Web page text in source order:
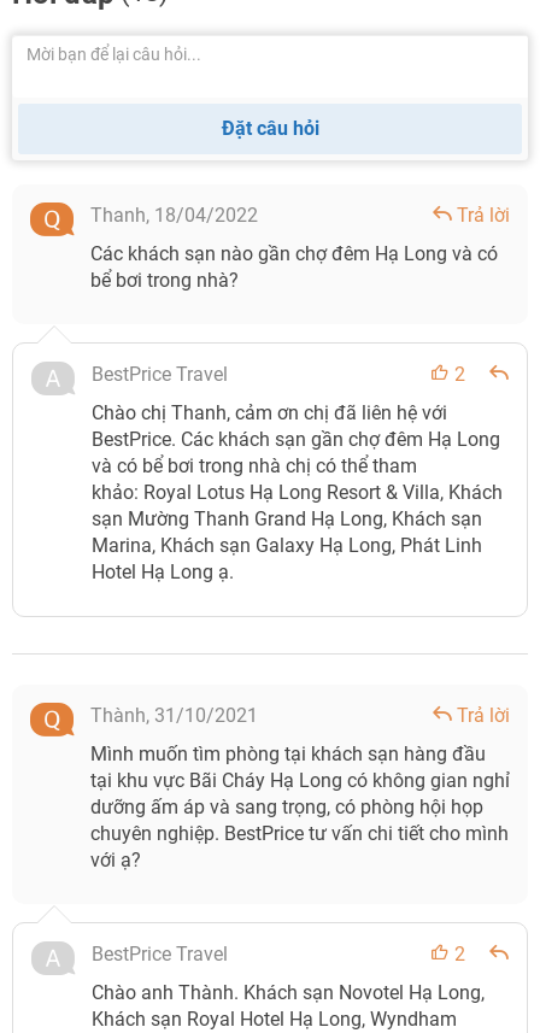
Spa Hạ
Long
mặt nước: Bayview, Akoya,
Pavillon, Pearl Lounge, Pool Bar
được hỗ trợ tư vấn và đặt khách sạn Hạ Long với mức giá
ưu đãi nhất.
Đặt câu hỏi
Thanh, 18/04/2022
Trả lời
Các khách sạn nào gần chợ đêm Hạ Long và có
bể bơi trong nhà?
BestPrice Travel
2
Chào chị Thanh, cảm ơn chị đã liên hệ với
BestPrice. Các khách sạn gần chợ đêm Hạ Long
và có bể bơi trong nhà chị có thể tham
khảo: Royal Lotus Hạ Long Resort & Villa, Khách
sạn Mường Thanh Grand Hạ Long, Khách sạn
Marina, Khách sạn Galaxy Hạ Long, Phát Linh
Hotel Hạ Long ạ.
Thành, 31/10/2021
Trả lời
Mình muốn tìm phòng tại khách sạn hàng đầu
tại khu vực Bãi Cháy Hạ Long có không gian nghỉ
dưỡng ấm áp và sang trọng, có phòng hội họp
chuyên nghiệp. BestPrice tư vấn chi tiết cho mình
với ạ?
BestPrice Travel
2
Chào anh Thành. Khách sạn Novotel Hạ Long,
Khách sạn Royal Hotel Hạ Long, Wyndham